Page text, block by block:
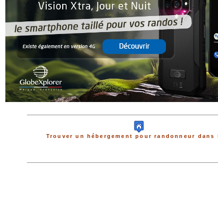
Trouver un hébergement pour randonneur dans